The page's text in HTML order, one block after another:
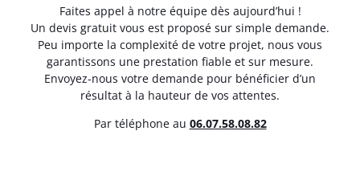
Faites appel à notre équipe dès aujourd’hui !
Un devis gratuit vous est proposé sur simple demande.
Peu importe la complexité de votre projet, nous vous
garantissons une prestation fiable et sur mesure.
Envoyez-nous votre demande pour bénéficier d’un
résultat à la hauteur de vos attentes.
Par téléphone au 06.07.58.08.82